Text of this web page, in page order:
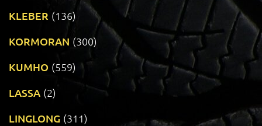
KLEBER (136)
KORMORAN (300)
KUMHO (559)
LASSA (2)
LINGLONG (311)